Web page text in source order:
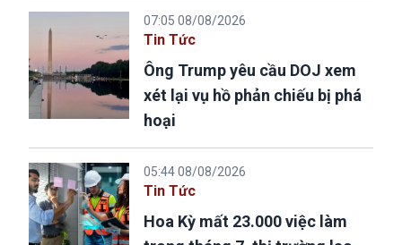
07:05 08/08/2026
Tin Tức
Ông Trump yêu cầu DOJ xem
xét lại vụ hồ phản chiếu bị phá
hoại
05:44 08/08/2026
Tin Tức
Hoa Kỳ mất 23.000 việc làm